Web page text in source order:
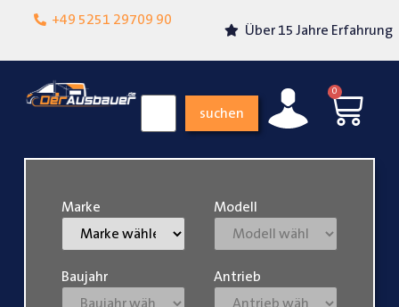
+49 5251 29709 90
Lokalgeschäft in
Über 15 Jahre Erfahrung
suchen
0
Marke Modell
Baujahr Antrieb